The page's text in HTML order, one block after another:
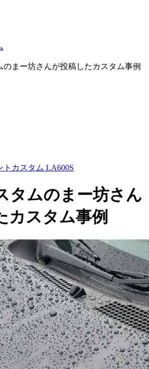
のまー坊さんが投稿したカスタム事例
トカスタム LA600S
タムのまー坊さん
カスタム事例